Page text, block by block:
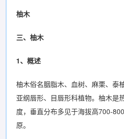
柚木
三、柚木
1、概述
柚木俗名胭脂木、血树、麻栗、泰
亚纲唇形、目唇形科植物。柚木是
度，垂直分布多见于海拔高700-
原。